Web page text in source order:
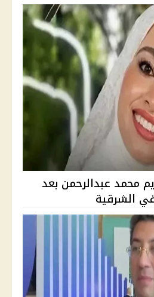
محمد عبدالرحمن بعد
الشرقية